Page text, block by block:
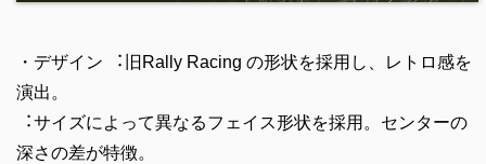
・デザイン ︓旧Rally Racing の形状を採用し、レトロ感を
演出。
︓サイズによって異なるフェイス形状を採用。センターの
深さの差が特徴。